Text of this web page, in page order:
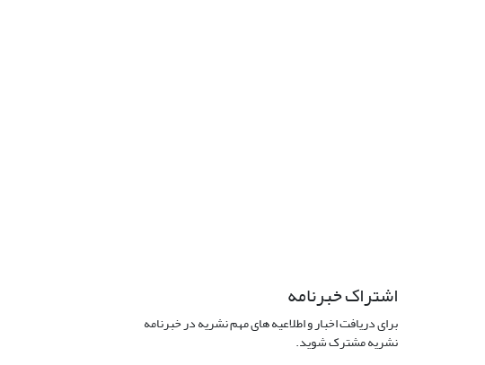
اشتراک خبرنامه
برای دریافت اخبار و اطلاعیه های مهم نشریه در خبرنامه
نشریه مشترک شوید.